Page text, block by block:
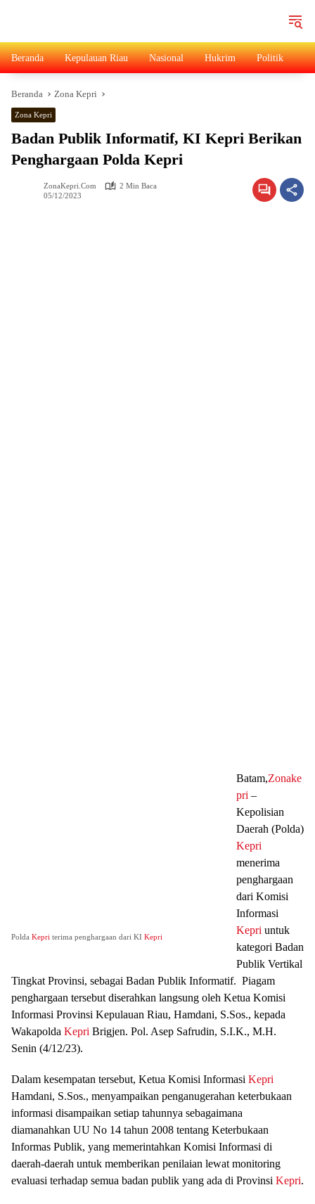
Beranda Kepulauan Riau Nasional Hukrim Politik
Beranda Zona Kepri
Zona Kepri
Badan Publik Informatif, KI Kepri Berikan
Penghargaan Polda Kepri
ZonaKepri.com
2 Min Baca
05/12/2023
Polda Kepri terima penghargaan dari KI Kepri
Batam,Zonake
pri –
Kepolisian
Daerah (Polda)
Kepri
menerima
penghargaan
dari Komisi
Informasi
Kepri untuk
kategori Badan
Publik Vertikal
Tingkat Provinsi, sebagai Badan Publik Informatif. Piagam
penghargaan tersebut diserahkan langsung oleh Ketua Komisi
Informasi Provinsi Kepulauan Riau, Hamdani, S.Sos., kepada
Wakapolda Kepri Brigjen. Pol. Asep Safrudin, S.I.K., M.H.
Senin (4/12/23).
Dalam kesempatan tersebut, Ketua Komisi Informasi Kepri
Hamdani, S.Sos., menyampaikan penganugerahan keterbukaan
informasi disampaikan setiap tahunnya sebagaimana
diamanahkan UU No 14 tahun 2008 tentang Keterbukaan
Informas Publik, yang memerintahkan Komisi Informasi di
daerah-daerah untuk memberikan penilaian lewat monitoring
evaluasi terhadap semua badan publik yang ada di Provinsi Kepri.